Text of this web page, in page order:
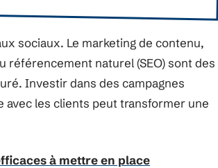
sociaux. Le marketing de contenu,
référencement naturel (SEO) sont des
Investir dans des campagnes
les clients peut transformer une
à mettre en place